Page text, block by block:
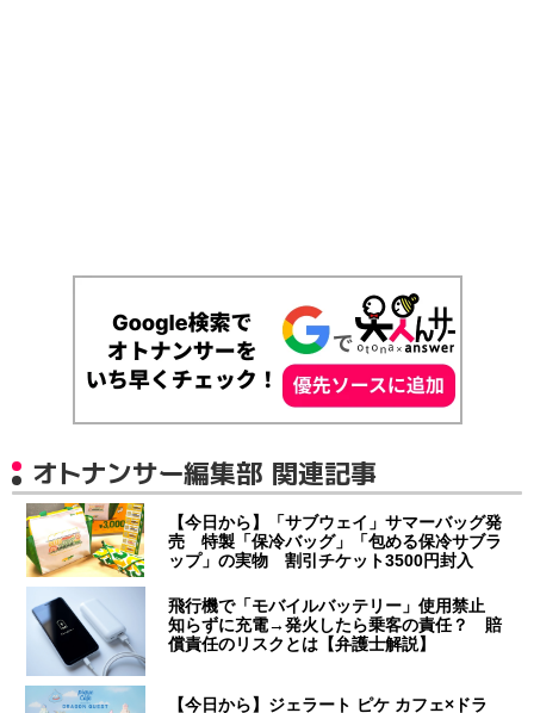
オトナンサー編集部 関連記事
【今日から】「サブウェイ」サマーバッグ発
売 特製「保冷バッグ」「包める保冷サブラ
ップ」の実物 割引チケット3500円封入
飛行機で「モバイルバッテリー」使用禁止
知らずに充電→発火したら乗客の責任？ 賠
償責任のリスクとは【弁護士解説】
【今日から】ジェラート ピケ カフェ×ドラ